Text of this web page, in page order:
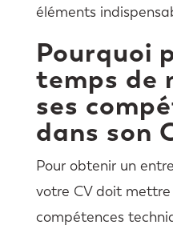
éléments
Pourquoi
temps de
ses
dans son
Pour obtenir un
votre CV doit
compétences